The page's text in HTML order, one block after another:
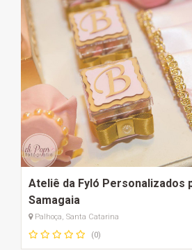
Ateliê da Fyló Personalizados
Samagaia
Palhoça, Santa Catarina
(0)